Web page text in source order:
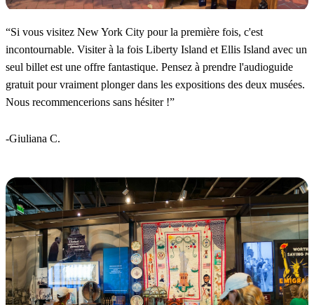
“Si vous visitez New York City pour la première fois, c'est
incontournable. Visiter à la fois Liberty Island et Ellis Island avec un
seul billet est une offre fantastique. Pensez à prendre l'audioguide
gratuit pour vraiment plonger dans les expositions des deux musées.
Nous recommencerions sans hésiter !”
-Giuliana C.